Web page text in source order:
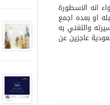
انه الاسطورة
او بعده اجمع
انه هو الاول ويكفي ماجد وهو معتزل من تقريبا (٢٩) سنة وسيرته والتغني به
عاجزين عن